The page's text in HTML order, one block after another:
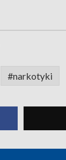
#narkotyki